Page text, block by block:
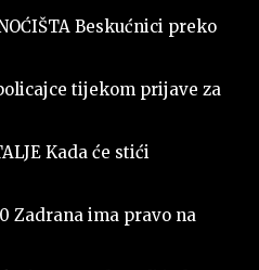
Beskućnici preko
tijekom prijave za
Kada će stići
Zadrana ima pravo na